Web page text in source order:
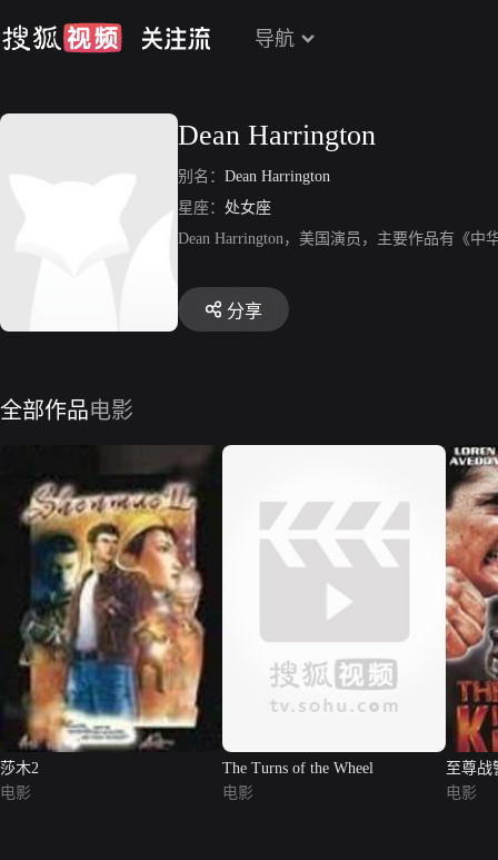
导航
Dean Harrington
别名： Dean Harrington
星座： 处女座
Dean Harrington，美国演员，主要作品有《
分享
全部作品电影
莎木2
电影
The Turns of the Wheel
电影
至尊战
电影